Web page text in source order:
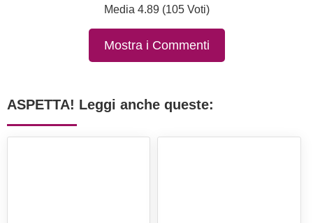
Media 4.89 (105 Voti)
Mostra i Commenti
ASPETTA! Leggi anche queste: